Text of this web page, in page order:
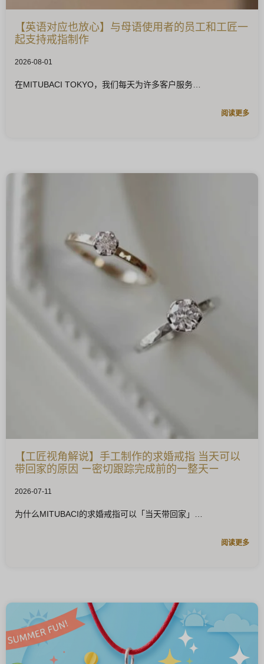
【英语对应也放心】与母语使用者的员工和工匠一
起支持戒指制作
2026-08-01
在MITUBACI TOKYO，我们每天为许多客户服务
阅读更多
【工匠视角解说】手工制作的求婚戒指 当天可以
带回家的原因 ー密切跟踪完成前的一整天ー
2026-07-11
为什么MITUBACI的求婚戒指可以「当天带回家」
阅读更多